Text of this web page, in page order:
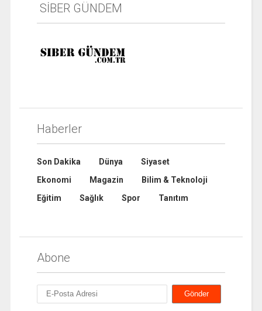
SİBER GÜNDEM
Haberler
Son Dakika Dünya
Siyaset
Ekonomi
Magazin
Bilim & Teknoloji
Eğitim
Sağlık Spor Tanıtım
Abone